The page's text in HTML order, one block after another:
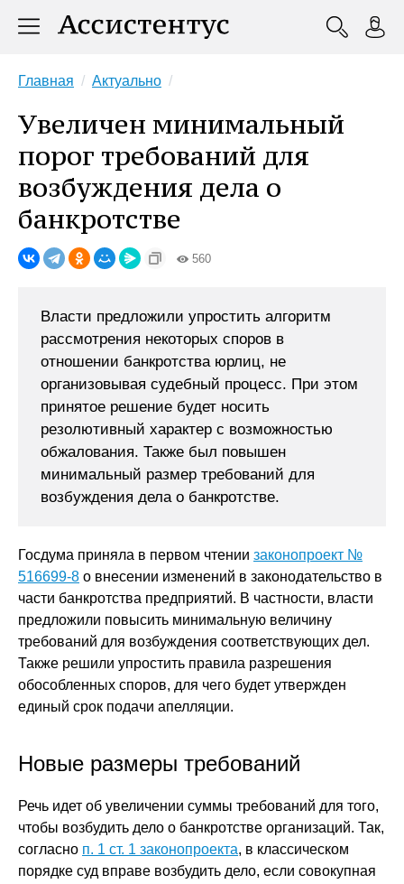
Главная Актуально
Увеличен минимальный
порог требований для
возбуждения дела о
банкротстве
560
Власти предложили упростить алгоритм
рассмотрения некоторых споров в
отношении банкротства юрлиц, не
организовывая судебный процесс. При этом
принятое решение будет носить
резолютивный характер с возможностью
обжалования. Также был повышен
минимальный размер требований для
возбуждения дела о банкротстве.
Госдума приняла в первом чтении законопроект №
516699-8 о внесении изменений в законодательство в
части банкротства предприятий. В частности, власти
предложили повысить минимальную величину
требований для возбуждения соответствующих дел.
Также решили упростить правила разрешения
обособленных споров, для чего будет утвержден
единый срок подачи апелляции.
Новые размеры требований
Речь идет об увеличении суммы требований для того,
чтобы возбудить дело о банкротстве организаций. Так,
согласно п. 1 ст. 1 законопроекта, в классическом
порядке суд вправе возбудить дело, если совокупная